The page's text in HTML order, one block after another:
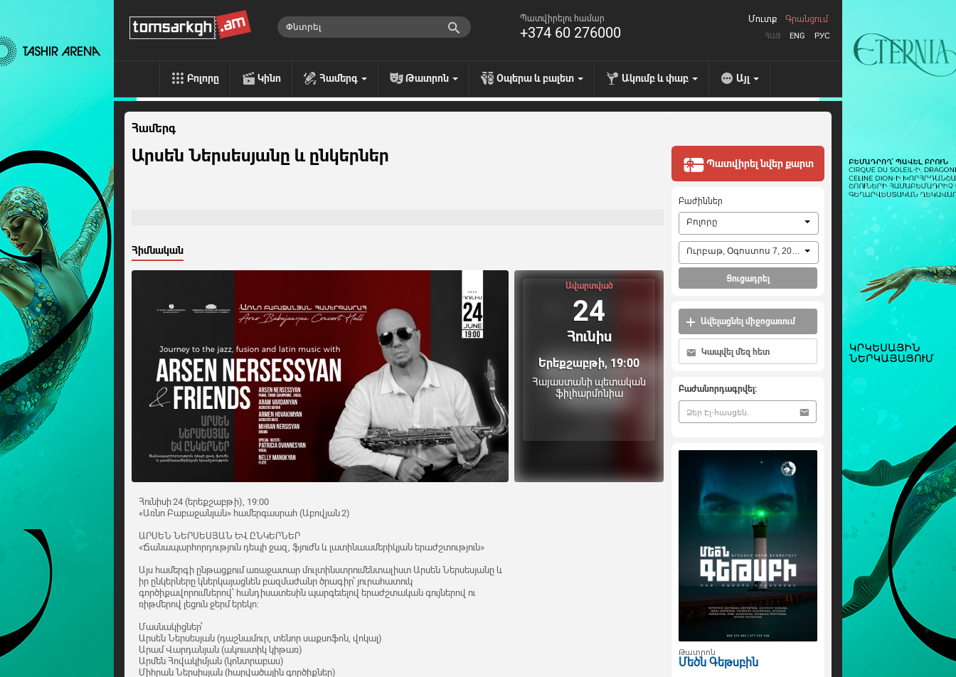
Պատվիրելու համար
+374 60 276000 ՀԱՅ ENG РУС
Մուտք Գրանցում
Բոլորը Կինո Համերգ Թատրոն Օպերա և բալետ Ակումբ և փաբ Այլ
Համերգ
Արսեն Ներսեսյանը և ընկերներ
Հիմնական
Ավարտված
24
Հունիս
Երեքշաբթի, 19:00
Հայաստանի պետական
ֆիլհարմոնիա
Հունիսի 24 (երեքշաբթի), 19:00
«Առնո Բաբաջանյան» համերգասրահ (Աբովյան 2)
ԱՐՍԵՆ ՆԵՐՍԵՍՅԱՆ ԵՎ ԸՆԿԵՐՆԵՐ
«Ճանապարհորդություն դեպի ջազ, ֆյուժն և լատինաամերիկյան երաժշտություն»
Այս համերգի ընթացքում առաջատար մուլտինստրումենտալիստ Արսեն Ներսեսյանը և
իր ընկերները կներկայացնեն բազմաժանր ծրագիր՝ յուրահատուկ
գործիքավորումներով՝ հանդիսատեսին պարգեւելով երաժշտական գույներով ու
ռիթմերով լեցուն ջերմ երեկո։
Մասնակիցներ՝
Արսեն Ներսեսյան (դաշնամուր, տենոր սաքսոֆոն, վոկալ)
Արամ Վարդանյան (ակուստիկ կիթառ)
Արմեն Հովակիմյան (կոնտրաբաս)
Միհրան Ներսիսյան (հարվածային գործիքներ)
Պատվիրել նվեր քարտ
Բաժիններ
Բոլորը
Ուրբաթ, Օգոստոս 7, 2026
Ցուցադրել
Ավելացնել միջոցառում
Կապվել մեզ հետ
Բաժանորդագրվել:
Թատրոն
Մեծն Գեթսբին